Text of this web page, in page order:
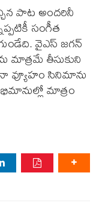
పాట అందరినీ
సంగీత
వైఎస్‌ జగన్‌
తీసుకుని
వ్యూహం సినిమాను
మాత్రం